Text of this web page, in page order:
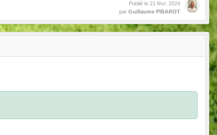
Publié le 21 févr. 2024
par Guillaume PIBAROT